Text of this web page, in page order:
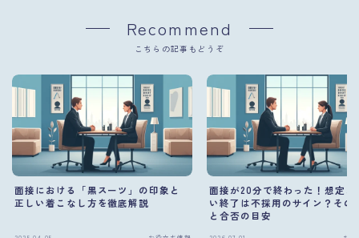
Recommend
こちらの記事もどうぞ
面接における「黒スーツ」の印象と
正しい着こなし方を徹底解説
面接が20分で終わった！想定よ
い終了は不採用のサイン？その
と合否の目安